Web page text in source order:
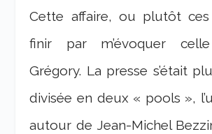
Cette affaire, ou plutôt ces
finir par m’évoquer
Grégory. La presse s’était
divisée en deux « pools »,
autour de Jean-Michel